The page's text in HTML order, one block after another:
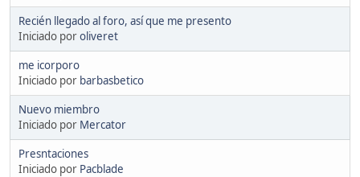
Recién llegado al foro, así que me presento
Iniciado poroliveret
me icorporo
Iniciado por barbasbetico
Nuevo miembro
Iniciado por Mercator
Presntaciones
Iniciado por Pacblade